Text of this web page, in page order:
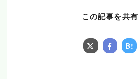
この記事を共有
B!